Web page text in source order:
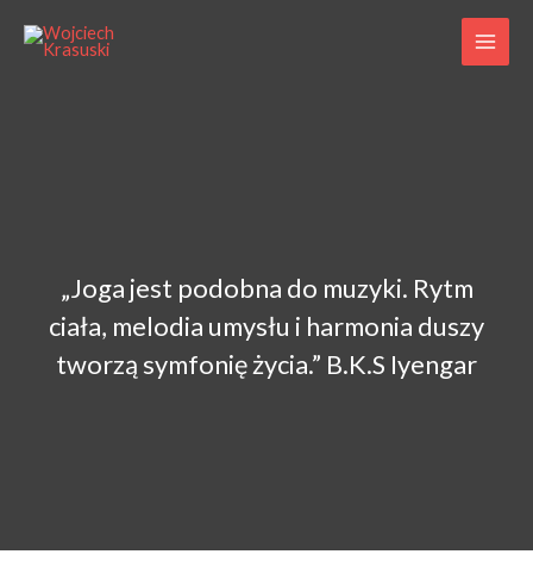
„Joga jest podobna do muzyki. Rytm
ciała, melodia umysłu i harmonia duszy
tworzą symfonię życia.” B.K.S Iyengar